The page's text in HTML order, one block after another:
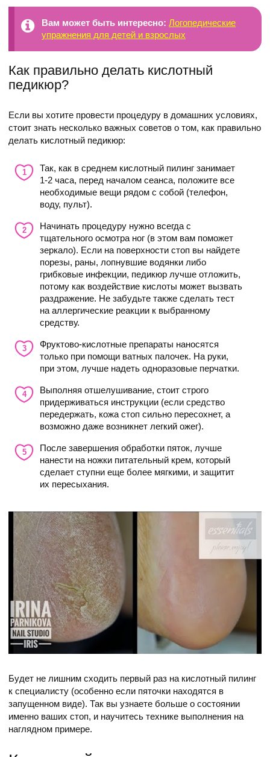
Вам может быть интересно: Логопедические
упражнения для детей и взрослых
Как правильно делать кислотный
педикюр?
Если вы хотите провести процедуру в домашних условиях,
стоит знать несколько важных советов о том, как правильно
делать кислотный педикюр:
Так, как в среднем кислотный пилинг занимает
1-2 часа, перед началом сеанса, положите все
необходимые вещи рядом с собой (телефон,
воду, пульт).
Начинать процедуру нужно всегда с
тщательного осмотра ног (в этом вам поможет
зеркало). Если на поверхности стоп вы найдете
порезы, раны, лопнувшие водянки либо
грибковые инфекции, педикюр лучше отложить,
потому как воздействие кислоты может вызвать
раздражение. Не забудьте также сделать тест
на аллергические реакции к выбранному
средству.
Фруктово-кислотные препараты наносятся
только при помощи ватных палочек. На руки,
при этом, лучше надеть одноразовые перчатки.
Выполняя отшелушивание, стоит строго
придерживаться инструкции (если средство
передержать, кожа стоп сильно пересохнет, а
возможно даже возникнет легкий ожег).
После завершения обработки пяток, лучше
нанести на ножки питательный крем, который
сделает ступни еще более мягкими, и защитит
их пересыхания.
Будет не лишним сходить первый раз на кислотный пилинг
к специалисту (особенно если пяточки находятся в
запущенном виде). Так вы узнаете больше о состоянии
именно ваших стоп, и научитесь технике выполнения на
наглядном примере.